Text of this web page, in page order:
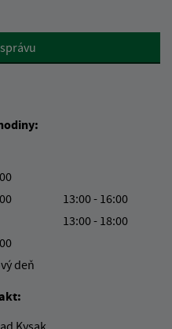
13:00 - 16:00
13:00 - 18:00
deň
Kysak